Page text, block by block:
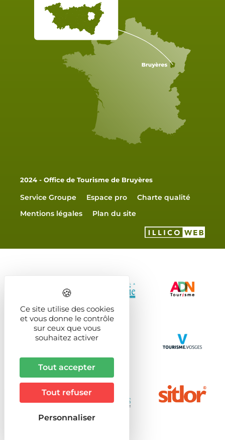
2024 - Office de Tourisme de Bruyères
Service Groupe Espace pro
Charte qualité
Mentions légales
Plan du site
Ce site utilise des cookies
et vous donne le contrôle
sur ceux que vous
souhaitez activer
Tout accepter
Tout refuser
Personnaliser